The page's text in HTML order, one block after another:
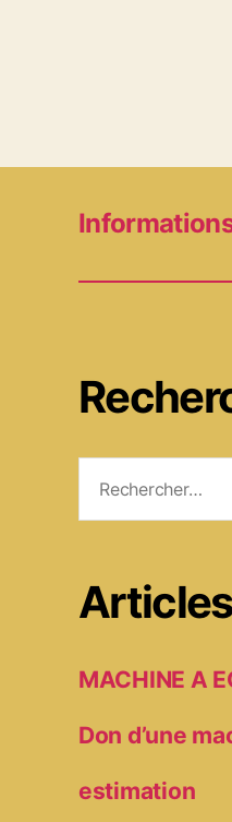
MACHINE A
Don d’une
estimation